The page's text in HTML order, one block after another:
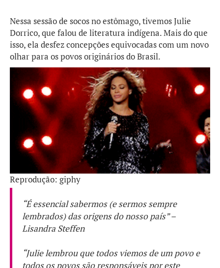
Nessa sessão de socos no estômago, tivemos Julie
Dorrico, que falou de literatura indígena. Mais do que
isso, ela desfez concepções equivocadas com um novo
olhar para os povos originários do Brasil.
Reprodução: giphy
“É essencial sabermos (e sermos sempre
lembrados) das origens do nosso país” –
Lisandra Steffen
“Julie lembrou que todos viemos de um povo e
todos os povos são responsáveis por este